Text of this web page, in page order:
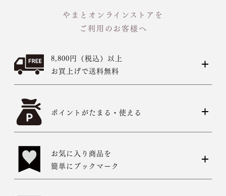
やまとオンラインストアを
ご利用のお客様へ
8,800円（税込）以上
お買上げで送料無料
ポイントがたまる・使える
お気に入り商品を
簡単にブックマーク